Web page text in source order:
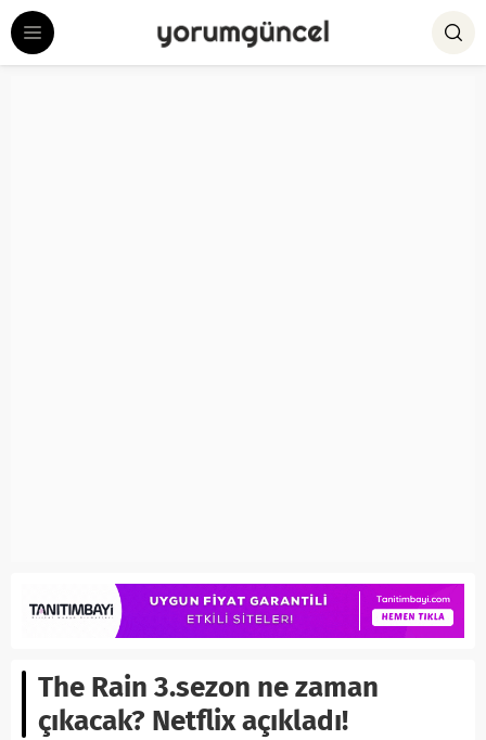
The Rain 3.sezon ne zaman
çıkacak? Netflix açıkladı!